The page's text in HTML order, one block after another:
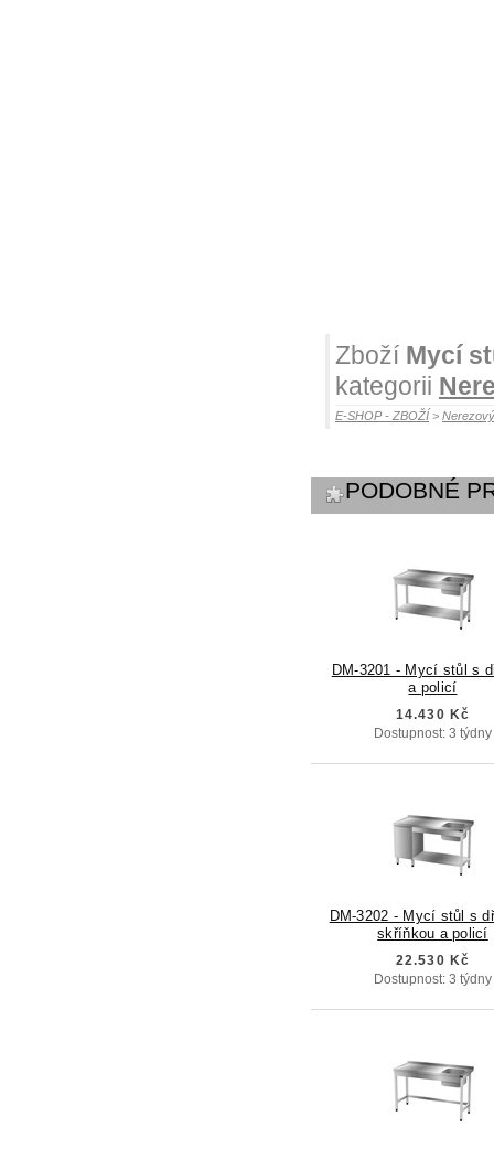
Zboží Mycí
kategorii
E-SHOP - ZBOŽÍ >
PODOBNÉ
DM-3201 - Mycí stůl s
a policí
14.430 Kč
Dostupnost: 3 týdny
DM-3202 - Mycí stůl s
skříňkou a policí
22.530 Kč
Dostupnost: 3 týdny